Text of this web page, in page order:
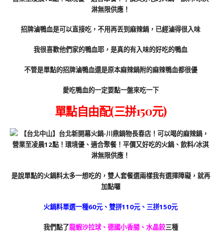
招牌滷鴨血是可以直接吃，不用再丟到麻辣鍋，已經滷得很入味
我很喜歡他們家的鴨血耶，是真的有入味的好吃的鴨血
不管是單點的招牌滷鴨血還是原本麻辣鍋附的麻辣鴨血都很優
愛吃鴨血的一定要點一盤來吃一下
單點自由配(三拼150元)
是說單點的火鍋料太多一想吃的，雙人套餐選兩樣我有選擇障礙，就再
加點囉
火鍋料單選一種60元、雙拼110元、三拼150元
我們點了龍蝦沙拉球、德國小香腸、水晶餃三種